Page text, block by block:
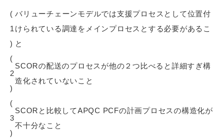
(
1
)
バリューチェーンモデルでは支援プロセスとして位置付
けられている調達をメインプロセスとする必要があるこ
と
(
2
)
SCORの配送のプロセスが他の２つ比べると詳細すぎ構
造化されていないこと
(
3
)
SCORと比較してAPQC PCFの計画プロセスの構造化が
不十分なこと